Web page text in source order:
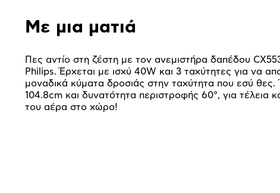
Με μια ματιά
Πες αντίο στη ζέστη με τον ανεμιστήρα δαπέδου
Philips. Έρχεται με ισχύ 40W και 3 ταχύτητες για να
μοναδικά κύματα δροσιάς στην ταχύτητα που εσύ θες.
104.8cm και δυνατότητα περιστροφής 60°, για τέλεια
του αέρα στο χώρο!